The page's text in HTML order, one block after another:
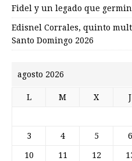
Fidel y un legado que
Edisnel Corrales, quinto
Santo Domingo 2026
agosto 2026
L M X J
3 4 5 6
10 11 12